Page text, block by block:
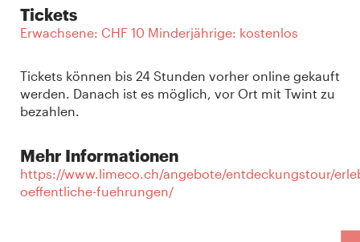
Tickets
Erwachsene: CHF 10 Minderjährige: kostenlos
Tickets können bis 24 Stunden vorher online gekauft
werden. Danach ist es möglich, vor Ort mit Twint zu
bezahlen.
Mehr Informationen
https://www.limeco.ch/angebote/entdeckungstour/
oeffentliche-fuehrungen/